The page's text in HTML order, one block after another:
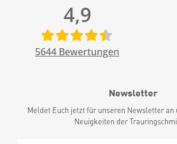
4,9
5644 Bewertungen
Newsletter
Meldet Euch jetzt für unseren Newsletter an
Neuigkeiten der